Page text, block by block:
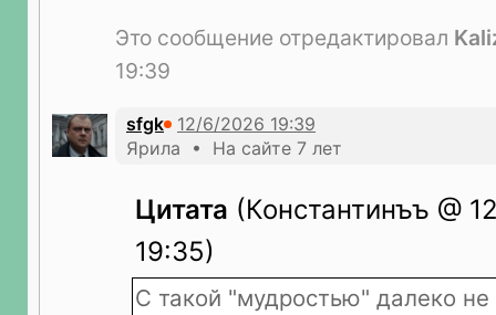
Это сообщение отредактировал
19:39
sfgk
Ярила • На сайте 7 лет
Цитата (Константинъъ @
19:35)
С такой "мудростью" далеко